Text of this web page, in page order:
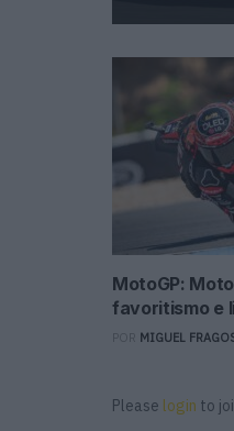
MotoGP:
favoritismo e
MIGUEL
Please login to